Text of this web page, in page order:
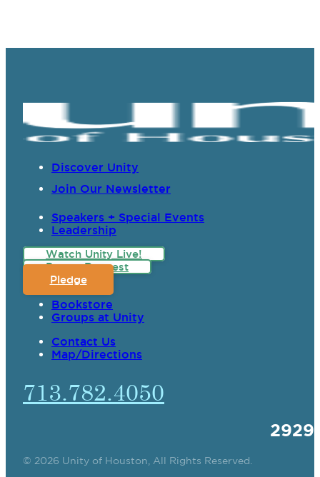
Discover Unity
Join Our Newsletter
Speakers + Special Events
Leadership
Watch Unity Live!
Prayer Request
Pledge
Bookstore
Groups at Unity
Contact Us
Map/Directions
713.782.4050
© 2026 Unity of Houston, All Rights Reserved.